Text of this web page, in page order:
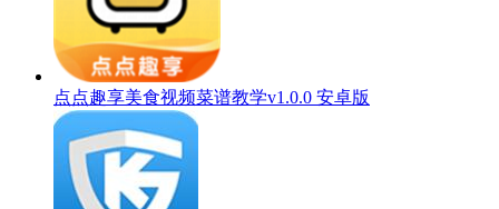
点点趣享美食视频菜谱教学v1.0.0 安卓版